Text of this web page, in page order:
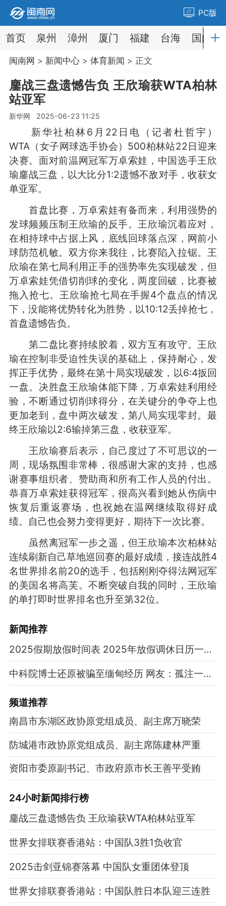
PC版
首页 泉州 漳州 厦门 福建 台海 国内
闽南网 > 新闻中心> 体育新闻 > 正文
鏖战三盘遗憾告负 王欣瑜获WTA柏林
站亚军
新华网 2025-06-23 11:25
新华社柏林6月22日电（记者杜哲宇）
WTA（女子网球选手协会）500柏林站22日迎来
决赛。面对前温网冠军万卓索娃，中国选手王欣
瑜鏖战三盘，以大比分1:2遗憾不敌对手，收获女
单亚军。
首盘比赛，万卓索娃有备而来，利用强势的
发球频频压制王欣瑜的反手。王欣瑜沉着应对，
在相持球中占据上风，底线回球落点深，网前小
球防范机敏。双方你来我往，比赛陷入拉锯。王
欣瑜在第七局利用正手的强势率先实现破发，但
万卓索娃凭借切削球的变化，两度回破，比赛被
拖入抢七。王欣瑜抢七局在手握4个盘点的情况
下，没能将优势转化为胜势，以10:12丢掉抢七，
首盘遗憾告负。
第二盘比赛持续胶着，双方互有攻守。王欣
瑜在控制非受迫性失误的基础上，保持耐心，发
挥正手优势，最终在第十局实现破发，以6:4扳回
一盘。决胜盘王欣瑜体能下降，万卓索娃利用经
验，不断通过切削球得分，在关键分的争夺上也
更加老到，盘中两次破发，第八局实现零封。最
终王欣瑜以2:6输掉第三盘，收获亚军。
王欣瑜赛后表示，自己度过了不可思议的一
周，现场氛围非常棒，很感谢大家的支持，也感
谢赛事组织者、赞助商和所有工作人员的付出。
恭喜万卓索娃获得冠军，很高兴看到她从伤病中
恢复后重返赛场，也祝她在温网继续取得好成
绩。自己也会努力变得更好，期待下一次比赛。
虽然离冠军一步之遥，但王欣瑜本次柏林站
连续刷新自己草地巡回赛的最好成绩，接连战胜4
名世界排名前20的选手，包括刚刚夺得法网冠军
的美国名将高芙。不断突破自我的同时，王欣瑜
的单打即时世界排名也升至第32位。
新闻推荐
2025假期放假时间表 2025年放假调休日历一览表
中科院博士还原被骗至缅甸经历 网友：孤注一掷现实版
频道推荐
南昌市东湖区政协原党组成员、副主席万晓荣
防城港市政协原党组成员、副主席陈建林严重
资阳市委原副书记、市政府原市长王善平受贿
24小时新闻排行榜
鏖战三盘遗憾告负 王欣瑜获WTA柏林站亚军
世界女排联赛香港站：中国队3胜1负收官
2025击剑亚锦赛落幕 中国队女重团体登顶
世界女排联赛香港站：中国队胜日本队迎三连胜